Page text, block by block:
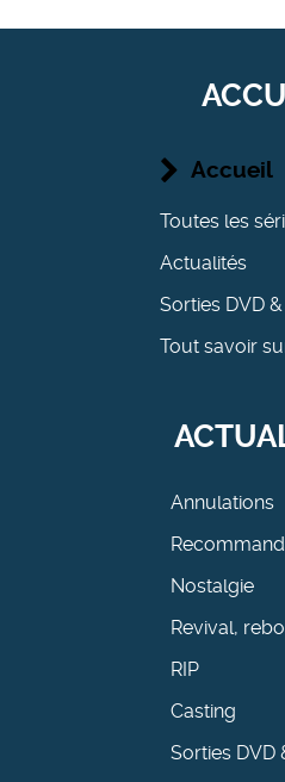
Accueil
Toutes les
Actualités
Sorties DVD
Tout savoir
Annulations
Nostalgie
Revival,
RIP
Casting
Sorties DVD